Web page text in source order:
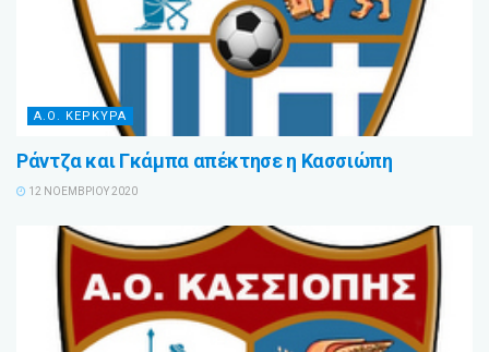
Α.Ο. ΚΕΡΚΥΡΑ
Ράντζα και Γκάμπα απέκτησε η Κασσιώπη
12 ΝΟΕΜΒΡΊΟΥ 2020